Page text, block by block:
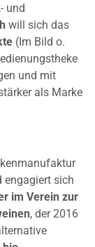
und
will sich das
(Im Bild o.
und mit
als Marke
engagiert sich
im Verein zur
, der 2016